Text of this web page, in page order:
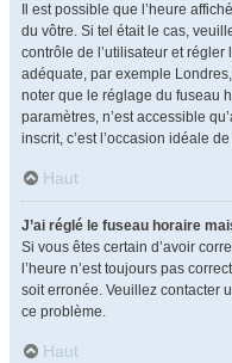
Il est possible que l’heure
du vôtre. Si tel était le cas,
contrôle de l’utilisateur et
adéquate, par exemple
noter que le réglage du fuseau
paramètres, n’est accessible
inscrit, c’est l’occasion idéale
Haut
J’ai réglé le fuseau horaire
Si vous êtes certain d’avoir
l’heure n’est toujours pas
soit erronée. Veuillez contacter
ce problème.
Haut